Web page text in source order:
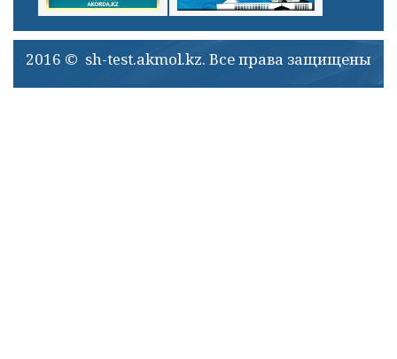
2016 © sh-test.akmol.kz. Все права защищены